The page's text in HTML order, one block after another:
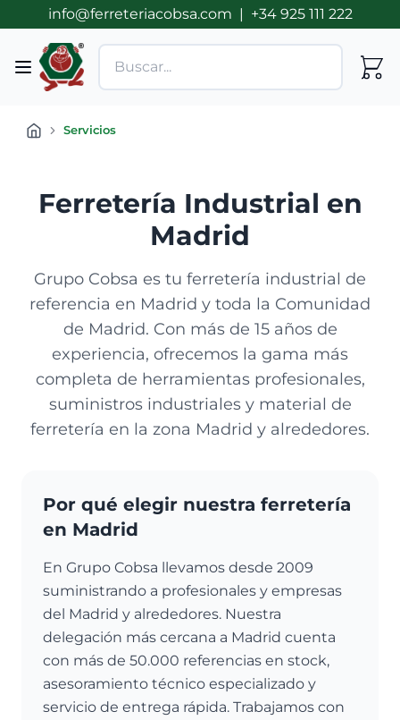
info@ferreteriacobsa.com | +34 925 111 222
Servicios
Ferretería Industrial en
Madrid
Grupo Cobsa es tu ferretería industrial de
referencia en Madrid y toda la Comunidad
de Madrid. Con más de 15 años de
experiencia, ofrecemos la gama más
completa de herramientas profesionales,
suministros industriales y material de
ferretería en la zona Madrid y alrededores.
Por qué elegir nuestra ferretería
en Madrid
En Grupo Cobsa llevamos desde 2009
suministrando a profesionales y empresas
del Madrid y alrededores. Nuestra
delegación más cercana a Madrid cuenta
con más de 50.000 referencias en stock,
asesoramiento técnico especializado y
servicio de entrega rápida. Trabajamos con